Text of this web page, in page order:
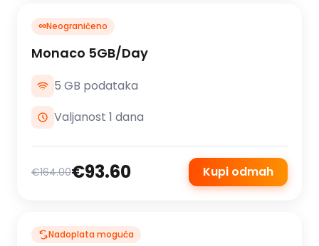
∞Neograničeno
Monaco 5GB/Day
5 GB podataka
Valjanost 1 dana
€164.00€93.60 Kupi odmah
Nadoplata moguća